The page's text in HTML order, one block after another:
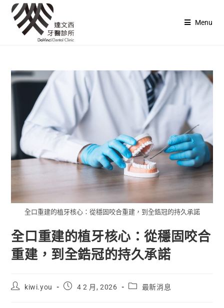
Menu
全口重建的植牙核心：從穩固咬合重建，到全鋯冠的持久承諾
全口重建的植牙核心：從穩固咬合
重建，到全鋯冠的持久承諾
kiwi.you 4 2 月, 2026 最新消息